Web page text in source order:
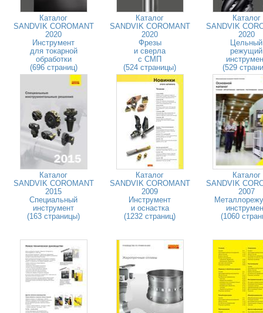
Каталог
SANDVIK COROMANT
2020
Инструмент
для токарной
обработки
(696 страниц)
Каталог
SANDVIK COROMANT
2020
Фрезы
и сверла
с СМП
(524 страницы)
Каталог
SANDVIK
2020
Цельный
режущий
(529
Каталог
SANDVIK COROMANT
2015
Специальный
инструмент
(163 страницы)
Каталог
SANDVIK COROMANT
2009
Инструмент
и оснастка
(1232 страниц)
Каталог
SANDVIK
2007
(1060